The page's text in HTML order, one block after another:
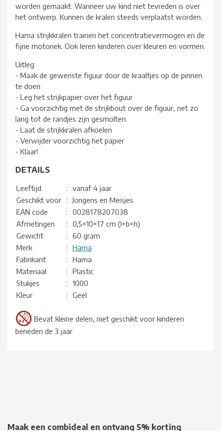
worden gemaakt. Wanneer uw kind niet tevreden is over
het ontwerp. Kunnen de kralen steeds verplaatst worden.
Hama strijkkralen trainen het concentratievermogen en de
fijne motoriek. Ook leren kinderen over kleuren en vormen.
Uitleg:
- Maak de gewenste figuur door de kraaltjes op de pinnen
te doen
- Leg het strijkpapier over het figuur
- Ga voorzichtig met de strijkbout over de figuur, net zo
lang tot de randjes zijn gesmolten.
- Laat de strijkkralen afkoelen
- Verwijder voorzichtig het papier
- Klaar!
DETAILS
Leeftijd :
vanaf 4 jaar
Geschikt voor
:
Jongens en Meisjes
EAN code
:
0028178207038
Afmetingen
:
0,5×10×17 cm (l×b×h)
Gewicht
:
60 gram
Merk
:
Hama
Fabrikant
:
Hama
Materiaal
:
Plastic
Stukjes
:
1000
Kleur
: Geel
Bevat kleine delen, niet geschikt voor kinderen
beneden de 3 jaar
Maak een combideal en ontvang 5% korting